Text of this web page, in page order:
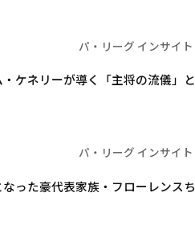
パ・リーグ インサイト
ケネリーが導く「主将の流儀」と
パ・リーグ インサイト
った豪代表家族・フローレンスち